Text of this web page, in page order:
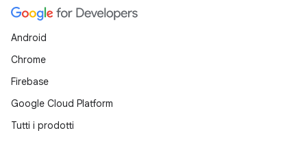
Android
Chrome
Firebase
Google Cloud Platform
Tutti i prodotti